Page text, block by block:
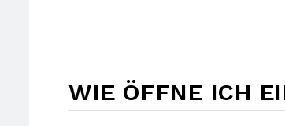
WIE ÖFFNE ICH